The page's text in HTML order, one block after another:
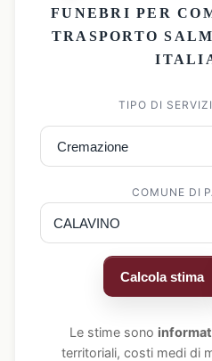
FUNEBRI PER
TRASPORTO
TIPO DI
COMUNE DI
Calcola stima
Le stime sono
territoriali, costi medi di